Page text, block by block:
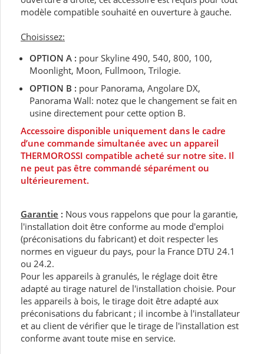
modèle compatible souhaité en ouverture à gauche.
Choisissez:
OPTION A : pour Skyline 490, 540, 800, 100,
Moonlight, Moon, Fullmoon, Trilogie.
OPTION B : pour Panorama, Angolare DX,
Panorama Wall: notez que le changement se fait en
usine directement pour cette option B.
Accessoire disponible uniquement dans le cadre
d’une commande simultanée avec un appareil
THERMOROSSI compatible acheté sur notre site. Il
ne peut pas être commandé séparément ou
ultérieurement.
Garantie : Nous vous rappelons que pour la garantie,
l'installation doit être conforme au mode d'emploi
(préconisations du fabricant) et doit respecter les
normes en vigueur du pays, pour la France DTU 24.1
ou 24.2.
Pour les appareils à granulés, le réglage doit être
adapté au tirage naturel de l'installation choisie. Pour
les appareils à bois, le tirage doit être adapté aux
préconisations du fabricant ; il incombe à l'installateur
et au client de vérifier que le tirage de l'installation est
conforme avant toute mise en service.